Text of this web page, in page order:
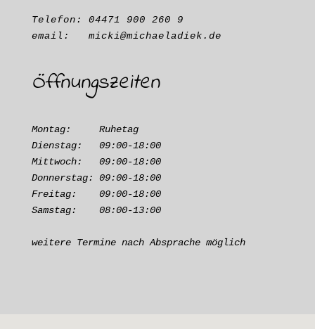
Telefon: 04471 900 260 9
Öffnungszeiten
Montag:     Ruhetag
Dienstag:   09:00-18:00
Mittwoch:   09:00-18:00
Donnerstag: 09:00-18:00
Freitag:    09:00-18:00
Samstag:    08:00-13:00
weitere Termine nach Absprache möglich